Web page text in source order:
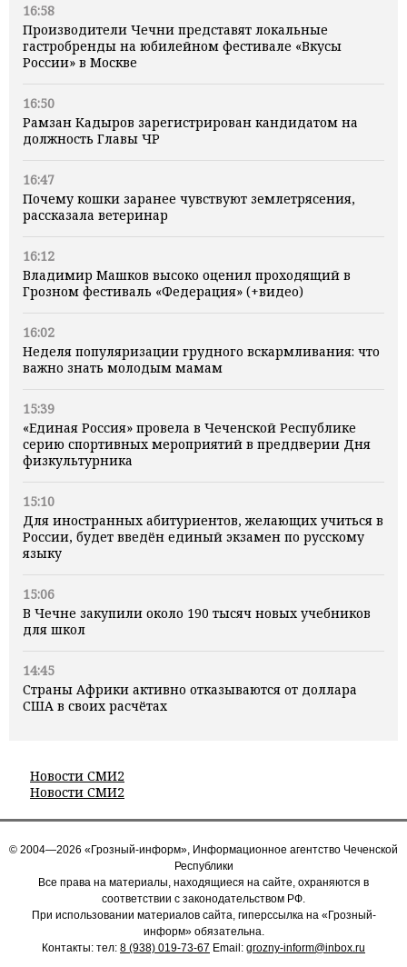
16:58
Производители Чечни представят локальные
гастробренды на юбилейном фестивале «Вкусы
России» в Москве
16:50
Рамзан Кадыров зарегистрирован кандидатом на
должность Главы ЧР
16:47
Почему кошки заранее чувствуют землетрясения,
рассказала ветеринар
16:12
Владимир Машков высоко оценил проходящий в
Грозном фестиваль «Федерация» (+видео)
16:02
Неделя популяризации грудного вскармливания: что
важно знать молодым мамам
15:39
«Единая Россия» провела в Чеченской Республике
серию спортивных мероприятий в преддверии Дня
физкультурника
15:10
Для иностранных абитуриентов, желающих учиться в
России, будет введён единый экзамен по русскому
языку
15:06
В Чечне закупили около 190 тысяч новых учебников
для школ
14:45
Страны Африки активно отказываются от доллара
США в своих расчётах
Новости СМИ2
Новости СМИ2
© 2004—2026 «Грозный-информ», Информационное агентство Чеченской
Республики
Все права на материалы, находящиеся на сайте, охраняются в
соответствии с законодательством РФ.
При использовании материалов сайта, гиперссылка на «Грозный-
информ» обязательна.
Контакты: тел: 8 (938) 019-73-67 Email: grozny-inform@inbox.ru